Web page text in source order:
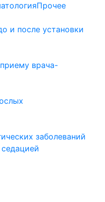
Прочее
и после установки
врача-
заболеваний